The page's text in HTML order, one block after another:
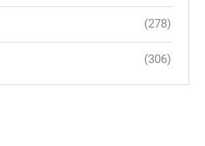
(278)
(306)